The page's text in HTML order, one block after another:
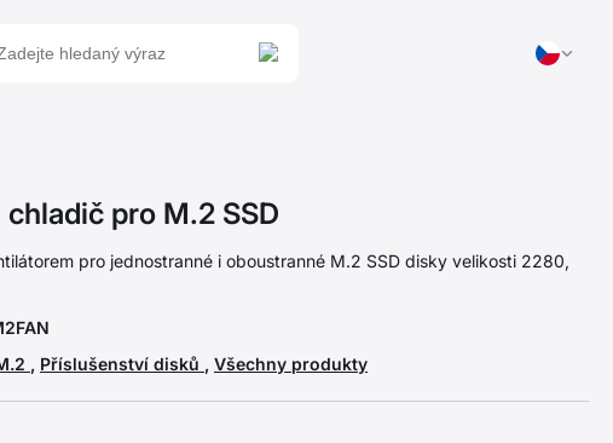
pro M.2 SSD
pro jednostranné i oboustranné M.2 SSD disky velikosti 2280,
, Příslušenství disků , Všechny produkty